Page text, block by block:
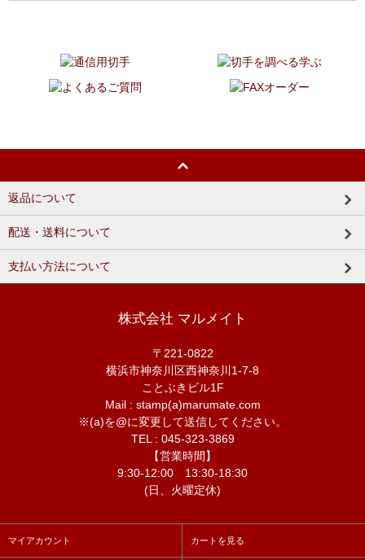
返品について
配送・送料について
支払い方法について
株式会社 マルメイト
〒221-0822
横浜市神奈川区西神奈川1-7-8
ことぶきビル1F
Mail : stamp(a)marumate.com
※(a)を@に変更して送信してください。
TEL : 045-323-3869
【営業時間】
9:30-12:00 13:30-18:30
(日、火曜定休)
マイアカウント カートを見る